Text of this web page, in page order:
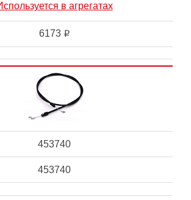
в агрегатах
6173 i
453740
453740